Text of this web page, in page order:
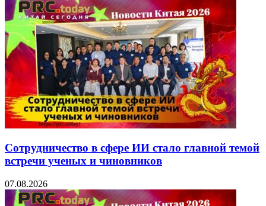
Сотрудничество в сфере ИИ стало главной темой
встречи ученых и чиновников
07.08.2026